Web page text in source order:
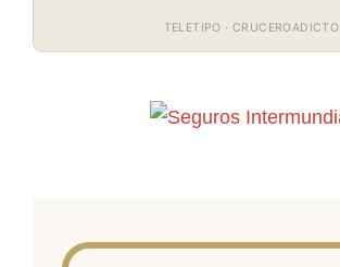
TELETIPO · CRUCEROADICTO